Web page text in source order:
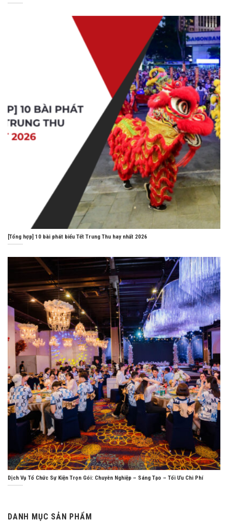
[Tổng hợp] 10 bài phát biểu Tết Trung Thu hay nhất 2026
Dịch Vụ Tổ Chức Sự Kiện Trọn Gói: Chuyên Nghiệp – Sáng Tạo – Tối Ưu Chi Phí
DANH MỤC SẢN PHẨM